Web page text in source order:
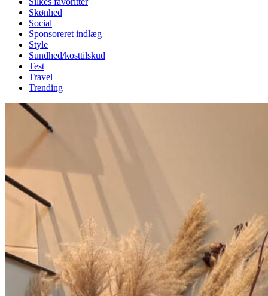
Skønhed
Social
Sponsoreret indlæg
Style
Sundhed/kosttilskud
Test
Travel
Trending